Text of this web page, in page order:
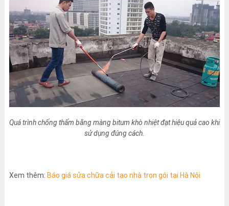
Quá trình chống thấm bằng màng bitum khò nhiệt đạt hiệu quả cao khi
sử dụng đúng cách.
Xem thêm: Báo giá sửa chữa cải tạo nhà trọn gói tại Hà Nội